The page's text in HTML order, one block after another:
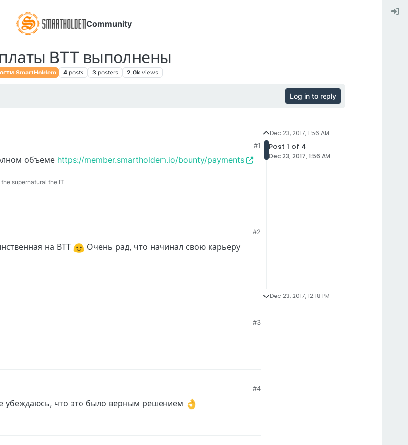
Community
BTT выполнены
SmartHoldem 4 posts 3 posters 2.0k views
Log in to reply
#1
объеме https://member.smartholdem.io/bounty/payments
supernatural the IT
#2
на ВТТ
Очень рад, что начинал свою карьеру
#3
#4
что это было верным решением
Dec 23, 2017, 1:56 AM
Post 1 of 4
Dec 23, 2017, 1:56 AM
Dec 23, 2017, 12:18 PM